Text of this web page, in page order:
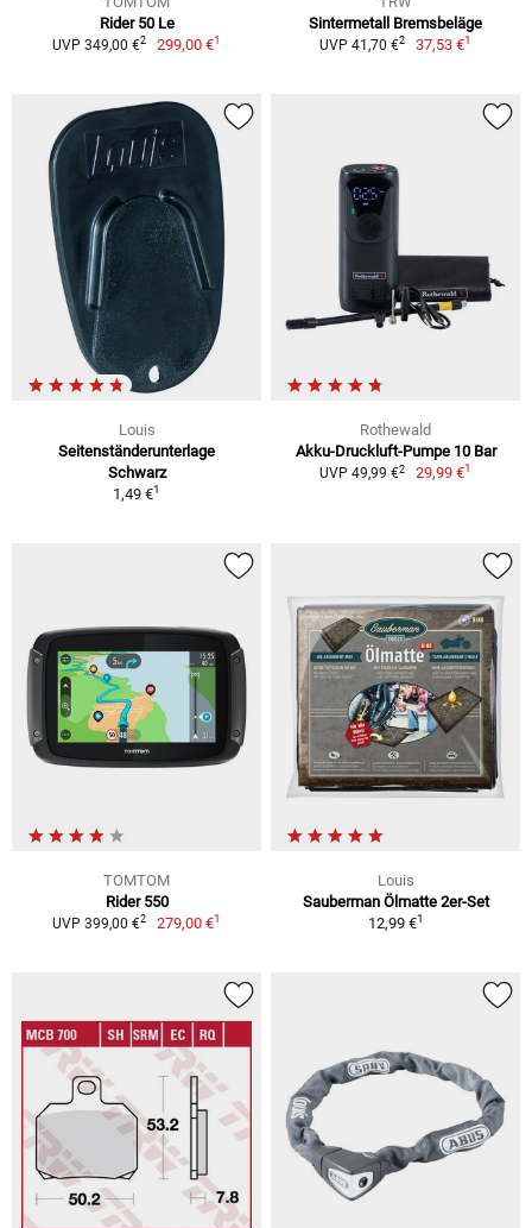
Rider 50 Le
UVP 349,00 €2 299,00 €1
Sintermetall Bremsbeläge
UVP 41,70 €2 37,53 €1
Louis
Seitenständerunterlage
Schwarz
1,49 €1
Rothewald
Akku-Druckluft-Pumpe 10 Bar
UVP 49,99 €2 29,99 €1
TOMTOM
Rider 550
UVP 399,00 €2 279,00 €1
Louis
Sauberman Ölmatte 2er-Set
12,99 €1